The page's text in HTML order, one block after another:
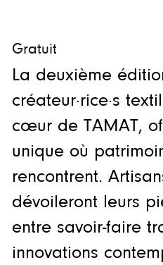
Gratuit
La deuxième
créateur·rice·s
cœur de TAMAT,
unique où
rencontrent.
dévoileront leurs
entre savoir-faire
innovations